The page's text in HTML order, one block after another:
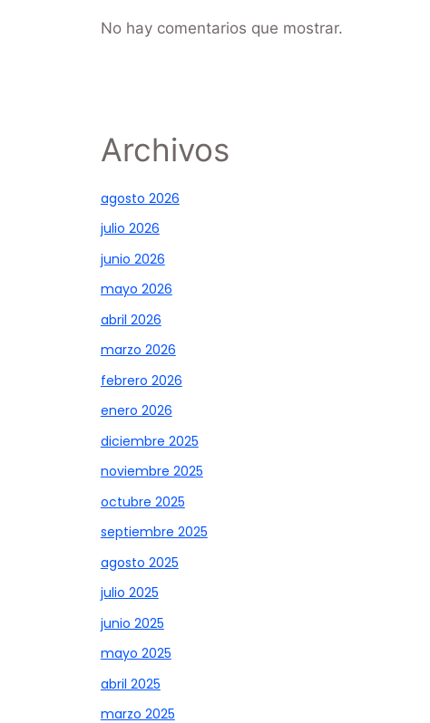
No hay comentarios que mostrar.
Archivos
agosto 2026
julio 2026
junio 2026
mayo 2026
abril 2026
marzo 2026
febrero 2026
enero 2026
diciembre 2025
noviembre 2025
octubre 2025
septiembre 2025
agosto 2025
julio 2025
junio 2025
mayo 2025
abril 2025
marzo 2025